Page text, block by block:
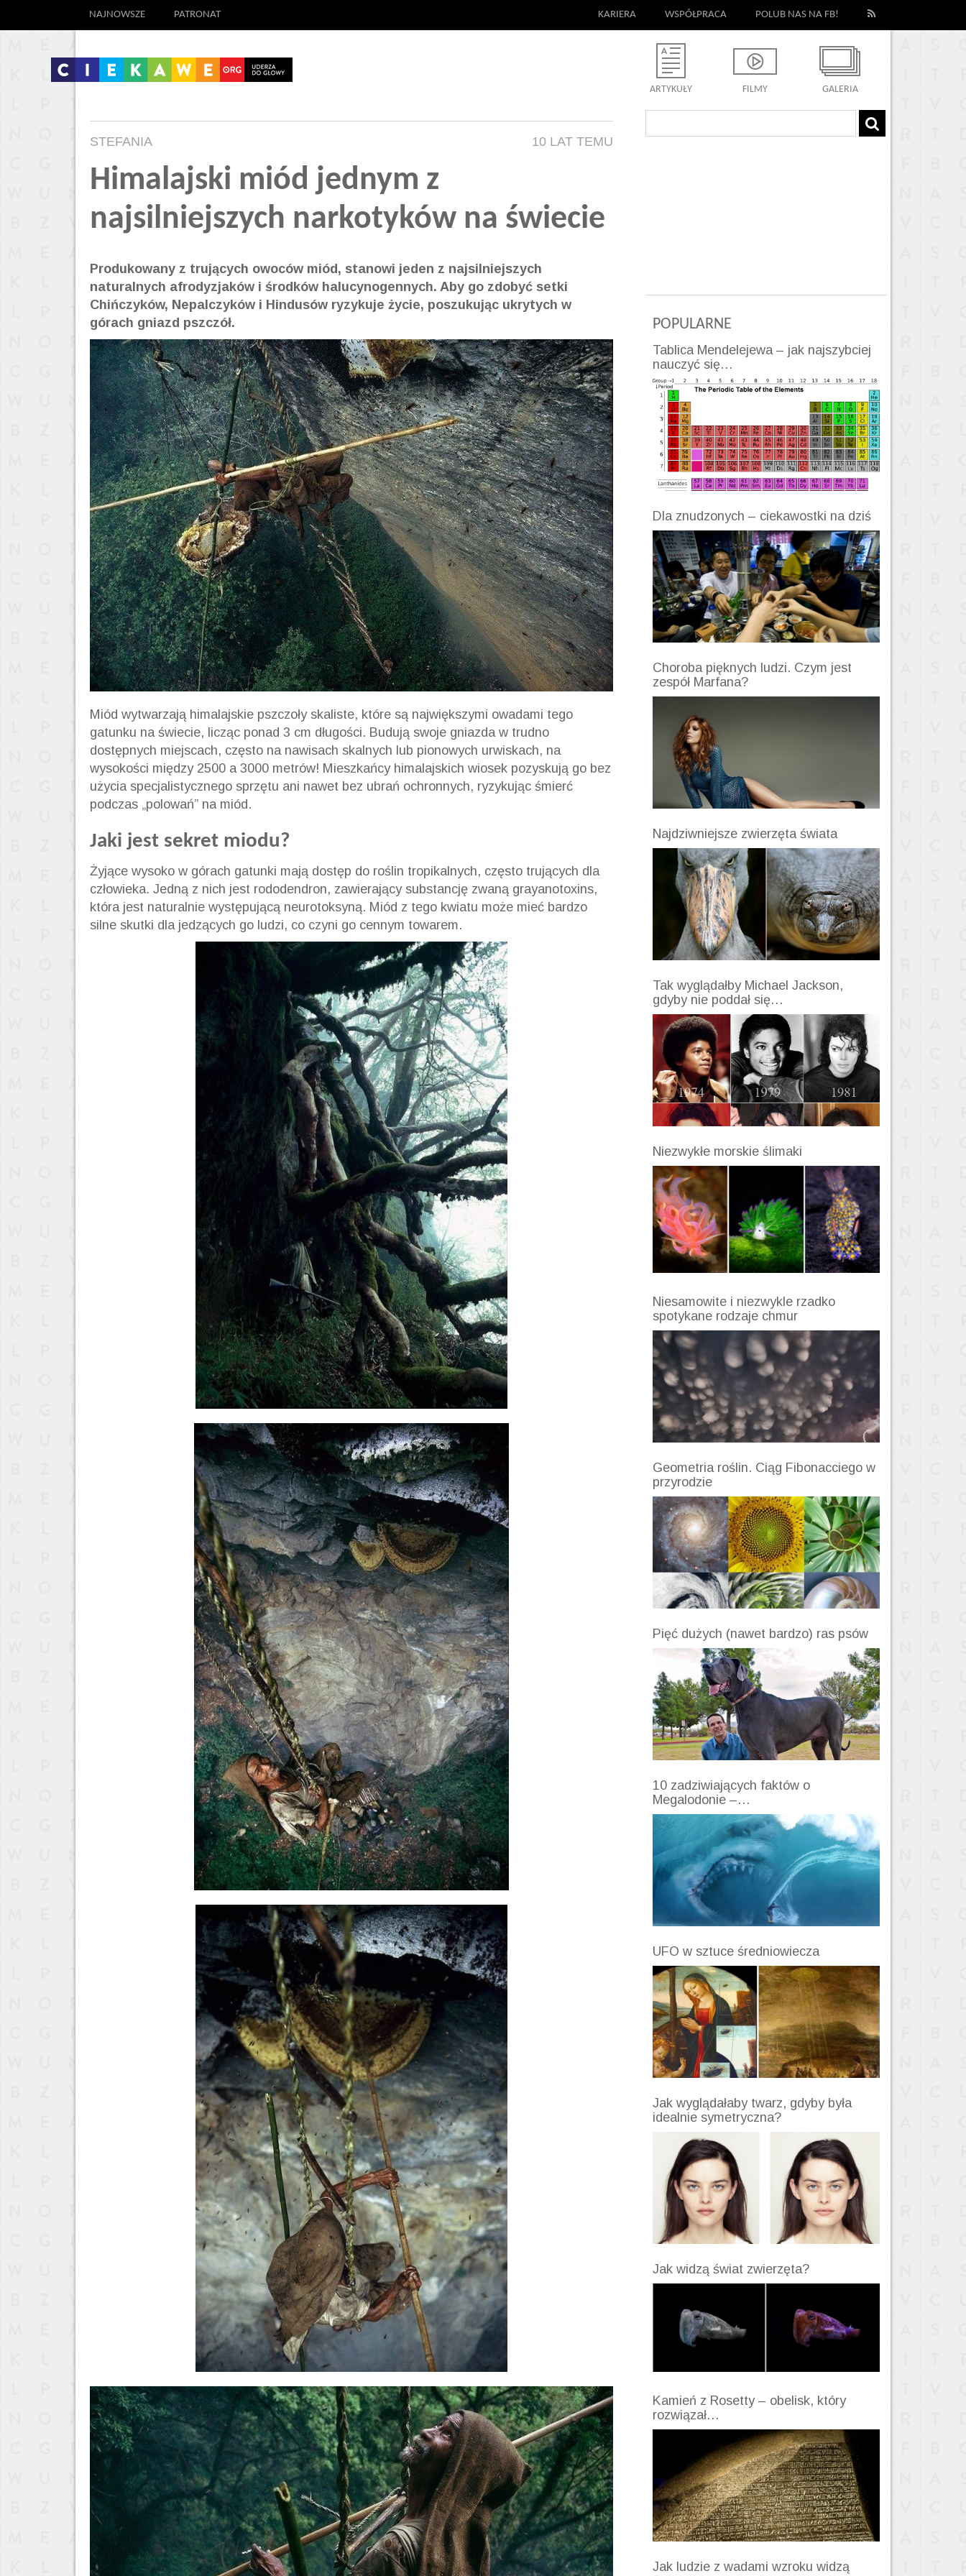
NAJNOWSZE PATRONAT KARIERA WSPÓŁPRACA POLUB NAS NA FB!
ARTYKUŁY FILMY GALERIA
STEFANIA 10 LAT TEMU
Himalajski miód jednym z
najsilniejszych narkotyków na świecie
Produkowany z trujących owoców miód, stanowi jeden z najsilniejszych
naturalnych afrodyzjaków i środków halucynogennych. Aby go zdobyć setki
Chińczyków, Nepalczyków i Hindusów ryzykuje życie, poszukując ukrytych w
górach gniazd pszczół.
Miód wytwarzają himalajskie pszczoły skaliste, które są największymi owadami tego
gatunku na świecie, licząc ponad 3 cm długości. Budują swoje gniazda w trudno
dostępnych miejscach, często na nawisach skalnych lub pionowych urwiskach, na
wysokości między 2500 a 3000 metrów! Mieszkańcy himalajskich wiosek pozyskują go bez
użycia specjalistycznego sprzętu ani nawet bez ubrań ochronnych, ryzykując śmierć
podczas „polowań” na miód.
Jaki jest sekret miodu?
Żyjące wysoko w górach gatunki mają dostęp do roślin tropikalnych, często trujących dla
człowieka. Jedną z nich jest rododendron, zawierający substancję zwaną grayanotoxins,
która jest naturalnie występującą neurotoksyną. Miód z tego kwiatu może mieć bardzo
silne skutki dla jedzących go ludzi, co czyni go cennym towarem.
POPULARNE
Tablica Mendelejewa – jak najszybciej
nauczyć się…
Dla znudzonych – ciekawostki na dziś
Choroba pięknych ludzi. Czym jest
zespół Marfana?
Najdziwniejsze zwierzęta świata
Tak wyglądałby Michael Jackson,
gdyby nie poddał się…
Niezwykłe morskie ślimaki
Niesamowite i niezwykle rzadko
spotykane rodzaje chmur
Geometria roślin. Ciąg Fibonacciego w
przyrodzie
Pięć dużych (nawet bardzo) ras psów
10 zadziwiających faktów o
Megalodonie –…
UFO w sztuce średniowiecza
Jak wyglądałaby twarz, gdyby była
idealnie symetryczna?
Jak widzą świat zwierzęta?
Kamień z Rosetty – obelisk, który
rozwiązał…
Jak ludzie z wadami wzroku widzą